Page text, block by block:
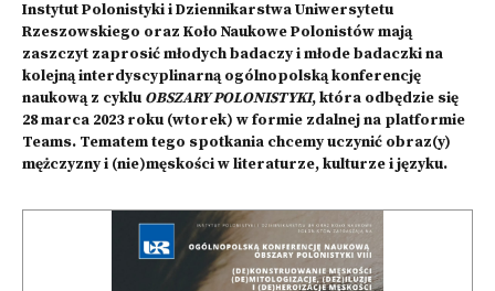
Instytut Polonistyki i Dziennikarstwa Uniwersytetu
Rzeszowskiego oraz Koło Naukowe Polonistów mają
zaszczyt zaprosić młodych badaczy i młode badaczki na
kolejną interdyscyplinarną ogólnopolską konferencję
naukową z cyklu OBSZARY POLONISTYKI,która odbędzie się
28 marca 2023 roku (wtorek) w formie zdalnej na platformie
Teams. Tematem tego spotkania chcemy uczynić obraz(y)
mężczyzny i (nie)męskości w literaturze, kulturze i języku.